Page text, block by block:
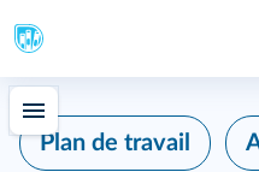
Plan de travail